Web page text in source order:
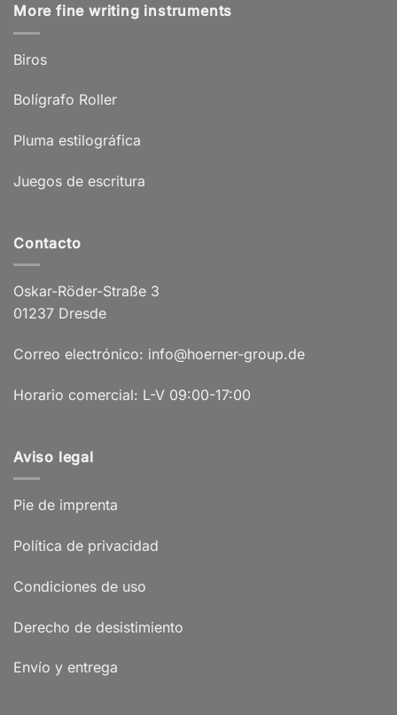
More fine writing instruments
Biros
Bolígrafo Roller
Pluma estilográfica
Juegos de escritura
Contacto
Oskar-Röder-Straße 3
01237 Dresde
Correo electrónico: info@hoerner-group.de
Horario comercial: L-V 09:00-17:00
Aviso legal
Pie de imprenta
Política de privacidad
Condiciones de uso
Derecho de desistimiento
Envío y entrega